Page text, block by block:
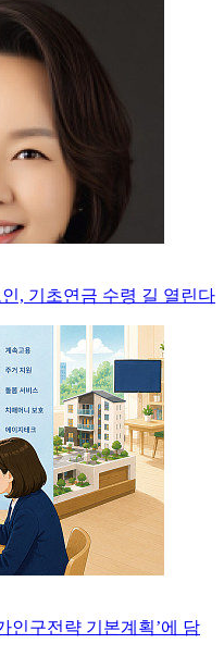
, 기초연금 수령 길 열린다
인구전략 기본계획’에 담